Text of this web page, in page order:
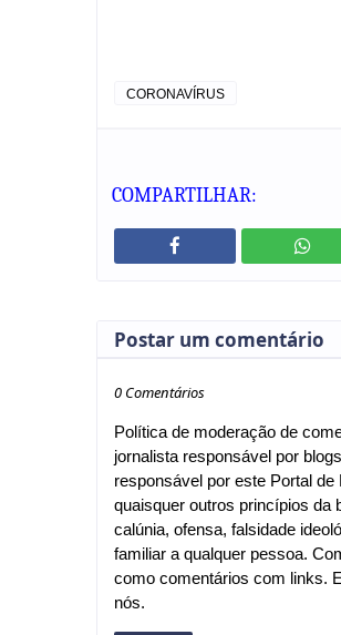
CORONAVÍRUS
COMPARTILHAR:
Postar um comentário
0 Comentários
Política de moderação de
jornalista responsável por
responsável por este Portal
quaisquer outros princípios da
calúnia, ofensa, falsidade
familiar a qualquer pessoa.
como comentários com links.
nós.